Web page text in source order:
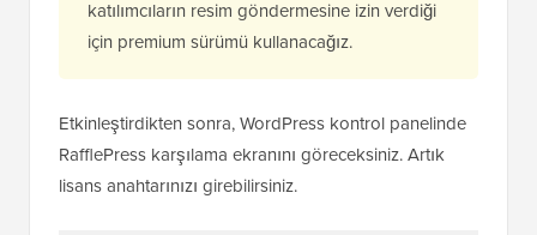
katılımcıların resim göndermesine izin verdiği
için premium sürümü kullanacağız.
Etkinleştirdikten sonra, WordPress kontrol panelinde
RafflePress karşılama ekranını göreceksiniz. Artık
lisans anahtarınızı girebilirsiniz.